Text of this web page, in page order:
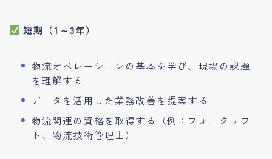
短期（1～3年）
物流オペレーションの基本を学び、現場の課題
を理解する
データを活用した業務改善を提案する
物流関連の資格を取得する（例：フォークリフ
ト、物流技術管理士）